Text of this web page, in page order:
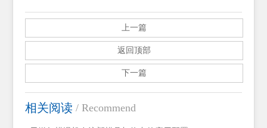
上一篇
返回顶部
下一篇
相关阅读 / Recommend